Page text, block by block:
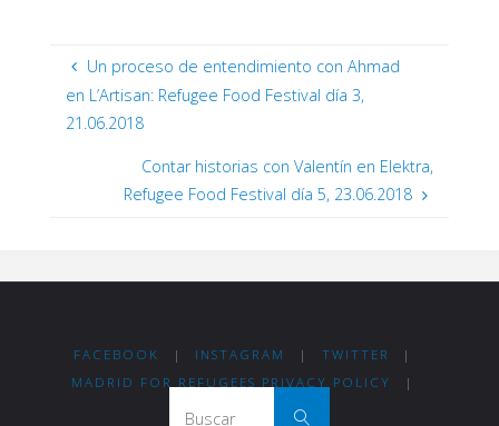
Un proceso de entendimiento con Ahmad
en L’Artisan: Refugee Food Festival día 3,
21.06.2018
Contar historias con Valentín en Elektra,
Refugee Food Festival día 5, 23.06.2018
FACEBOOK | INSTAGRAM | TWITTER
|
MADRID FOR REFUGEES PRIVACY POLICY
|
Buscar